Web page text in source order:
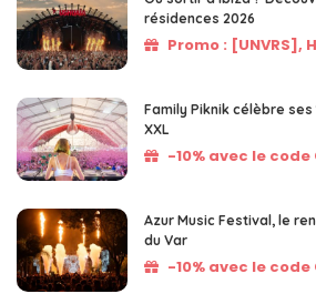
résidences 2026
Promo : [UNVRS],
Family Piknik célèbre
XXL
-10% avec le code
Azur Music Festival, le
du Var
-10% avec le code